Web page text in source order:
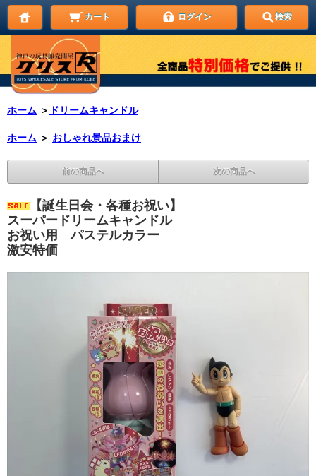
カート ログイン 検索
ホーム ＞ ドリームキャンドル
ホーム ＞ おしゃれ景品おまけ
前の商品へ 次の商品へ
【誕生日会・各種お祝い】
スーパードリームキャンドル
お祝い用 パステルカラー
激安特価